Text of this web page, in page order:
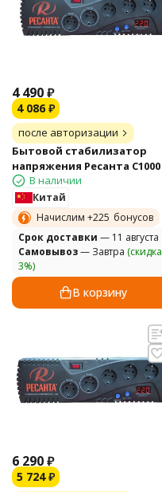
4 490₽
4 086 ₽
после авторизации
Бытовой стабилизатор
напряжения Ресанта С1000
В наличии
Китай
Начислим +225 бонусов
Cрок доставки — 11 августа
Самовывоз— Завтра (скидка
3%)
В корзину
6 290₽
5 724 ₽